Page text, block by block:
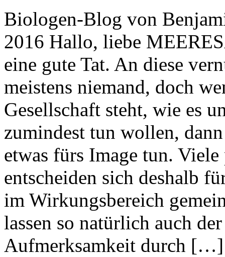
Biologen-Blog von
2016 Hallo, liebe
eine gute Tat. An diese
meistens niemand, doch
Gesellschaft steht, wie es
zumindest tun wollen,
etwas fürs Image tun.
entscheiden sich deshalb
im Wirkungsbereich
lassen so natürlich auch
Aufmerksamkeit durch […]